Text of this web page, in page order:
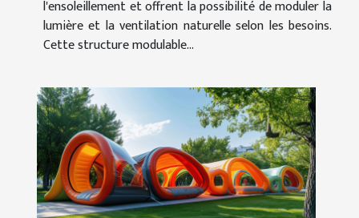
l'ensoleillement et offrent la possibilité de moduler la
lumière et la ventilation naturelle selon les besoins.
Cette structure modulable...